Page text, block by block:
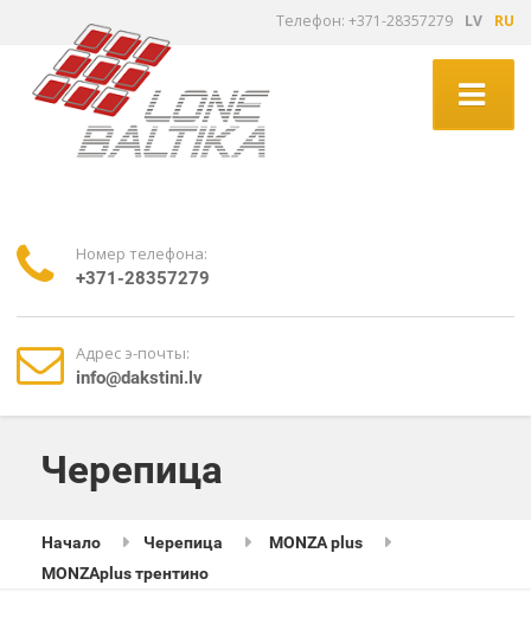
Tелефон: +371-28357279 LV RU
Номер телефона:
+371-28357279
Адрес э-почты:
info@dakstini.lv
Черепица
Начало Черепица
MONZA plus
MONZAplus трентино